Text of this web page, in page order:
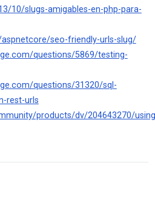
10/slugs-amigables-en-php-para-
seo-friendly-urls-slug/
questions/5869/testing-
questions/31320/sql-
rest-urls
products/dv/204643270/